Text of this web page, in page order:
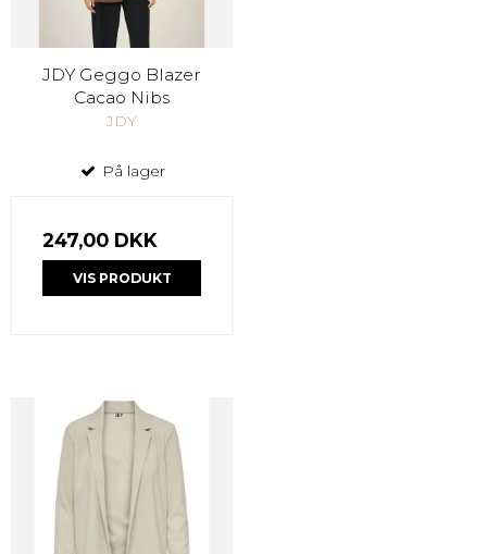
JDY Geggo Blazer
Cacao Nibs
JDY
På lager
247,00 DKK
VIS PRODUKT